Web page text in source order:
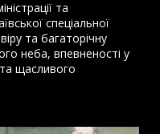
та
спеціальної
та багаторічну
неба, впевненості у
щасливого